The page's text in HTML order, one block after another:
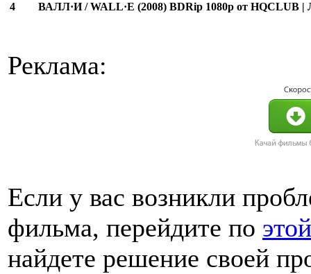
4 ВАЛЛ·И / WALL·E (2008) BDRip 1080p от HQCLUB |
Реклама:
Если у вас возникли
фильма, перейдите по
найдете решение своей